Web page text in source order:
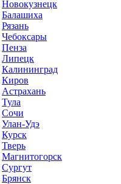
Новокузнецк
Балашиха
Рязань
Чебоксары
Пенза
Липецк
Калининград
Киров
Астрахань
Тула
Сочи
Улан-Удэ
Курск
Тверь
Магнитогорск
Сургут
Брянск